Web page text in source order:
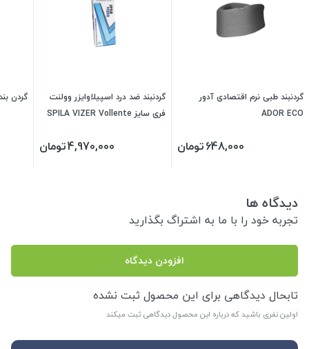
گردنبند طبی نرم اقتصادی آدور
ADOR ECO
648,000تومان
گردنبند ضد درد اسپیلاوایزر وولنت
فری سایز SPILA VIZER Vollente
4,970,000تومان
گردن
دیدگاه ها
تجربه خود را با ما به اشتراگ بگذارید
افزودن دیدگاه
تابحال دیدگاهی برای این محصول ثبت نشده
اولین نفری باشید که درباره این محصول دیدگاهی ثبت میکند